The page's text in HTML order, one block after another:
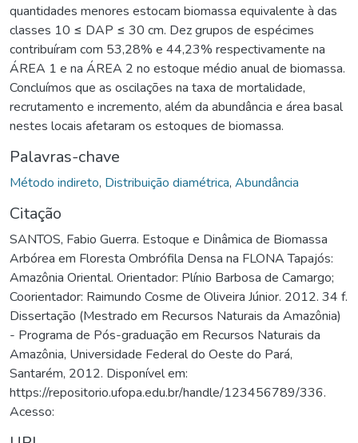
quantidades menores estocam biomassa equivalente à das
classes 10 ≤ DAP ≤ 30 cm. Dez grupos de espécimes
contribuíram com 53,28% e 44,23% respectivamente na
ÁREA 1 e na ÁREA 2 no estoque médio anual de biomassa.
Concluímos que as oscilações na taxa de mortalidade,
recrutamento e incremento, além da abundância e área basal
nestes locais afetaram os estoques de biomassa.
Palavras-chave
Método indireto, Distribuição diamétrica, Abundância
Citação
SANTOS, Fabio Guerra. Estoque e Dinâmica de Biomassa
Arbórea em Floresta Ombrófila Densa na FLONA Tapajós:
Amazônia Oriental. Orientador: Plínio Barbosa de Camargo;
Coorientador: Raimundo Cosme de Oliveira Júnior. 2012. 34 f.
Dissertação (Mestrado em Recursos Naturais da Amazônia)
- Programa de Pós-graduação em Recursos Naturais da
Amazônia, Universidade Federal do Oeste do Pará,
Santarém, 2012. Disponível em:
https://repositorio.ufopa.edu.br/handle/123456789/336.
Acesso: